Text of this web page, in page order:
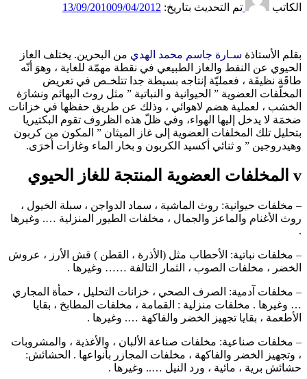
الكاتب تم التحديث بتاريخ: 13/09/201009/04/2012
بقلم الأستاذة سـارة جاسم محمد الهدي من البحرين. يختلف الغاز
الحيوي عن النفط والغاز الطبيعي في نقطة مهمّة للغاية ، وهوَ أنّه
طاقَة نظيفَة ، فعمليّة إنتاجه بسيطة جدا تتلخـص في تعريض
المخلّفات العضوية ” الحيوانية و النباتية ” مثل روث البهائم ونشارَة
الخشب ، لعملية هضم لاهوائي ، وذلك عن طريق حفظها في خزانات
ضخمَة لا يدخل إليها الهواء، وفي ظلّ هذه الظروف تقوم البكتيريا
بتحليل تلك المخلفات العضوية إلى غاز الميثان ” المكون من كربون
وهيدروجين ” و ثنائي أكسيد الكربون و بخار الماء وغازات أخرَى.
v المخلفات العضوية المنتجة للغاز الحيوي
– مخلفات حيوانية: روث الماشية ، سماد الدواجن ، سبلة الخيول ،
روث الأغنام والماعز والجمال ، مخلفات الطيور المنزلية …. وغيرها
.
– مخلفات نباتية: الأحطاب مثل (الأذرة ، القطن ) قش الأرز ، عروش
الخضر ، مخلفات الصوب ، الثمار التالفة …… وغيرها .
– مخلفات آدمية: الصرف الصحي ، خزانات التحليل ، حمأة المجاري
… وغيرها . مخلفات منزلية : القمامة ، مخلفات المطابخ ، بقايا
الأطعمة ، بقايا تجهيز الخضر والفاكهة …. وغيرها .
– مخلفات صناعية: مخلفات صناعة الألبان ، والأغذية ، والمشروبات
، وتجهيز الخضر والفاكهة ، مخلفات المجازر بأنواعها . الحشائش:
حشائش برية ، مائية ، ورد النيل ….. وغيرها .